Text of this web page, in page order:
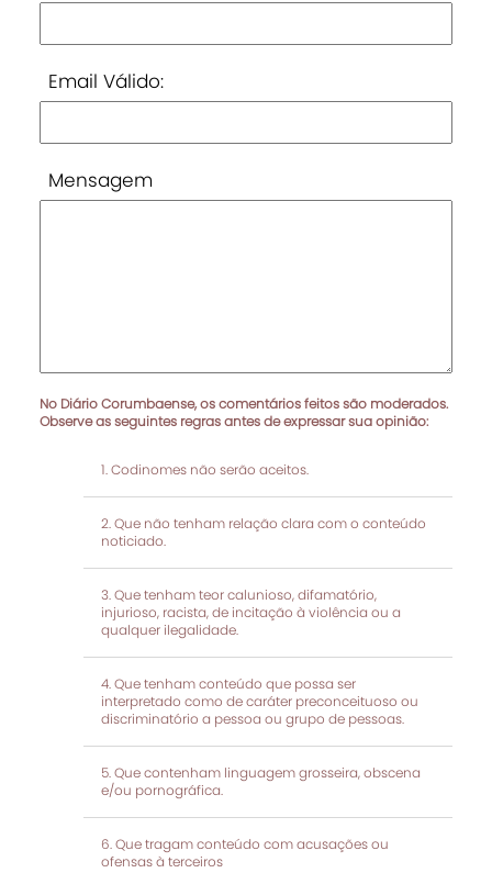
Email Válido:
Mensagem
No Diário Corumbaense, os comentários feitos são moderados.
Observe as seguintes regras antes de expressar sua opinião:
Codinomes não serão aceitos.
Que não tenham relação clara com o conteúdo
noticiado.
Que tenham teor calunioso, difamatório,
injurioso, racista, de incitação à violência ou a
qualquer ilegalidade.
Que tenham conteúdo que possa ser
interpretado como de caráter preconceituoso ou
discriminatório a pessoa ou grupo de pessoas.
Que contenham linguagem grosseira, obscena
e/ou pornográfica.
Que tragam conteúdo com acusações ou
ofensas à terceiros